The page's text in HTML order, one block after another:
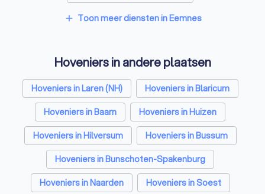
Ongediertebestrijders in Eemnes
Zonwering specialisten in Eemnes
Badkamer installateurs in Eemnes
Traprenovatie bedrijven in Eemnes
Schoorsteenvegers in Eemnes
Hekwerkspecialisten in Eemnes
Stratenmakers in Eemnes
add Toon meer diensten in Eemnes
Hoveniers in andere plaatsen
Hoveniers in Laren (NH)
Hoveniers in Blaricum
Hoveniers in Baarn
Hoveniers in Huizen
Hoveniers in Hilversum
Hoveniers in Bussum
Hoveniers in Bunschoten-Spakenburg
Hoveniers in Naarden
Hoveniers in Soest